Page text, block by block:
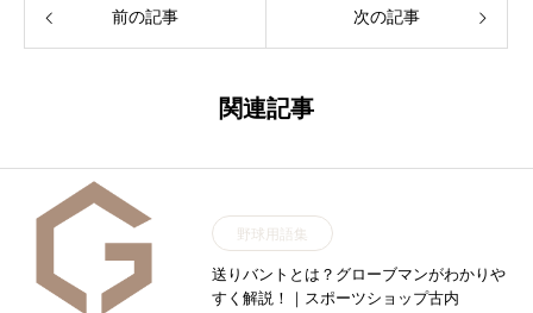
前の記事 次の記事
関連記事
野球用語集
送りバントとは？グローブマンがわかりや
すく解説！｜スポーツショップ古内